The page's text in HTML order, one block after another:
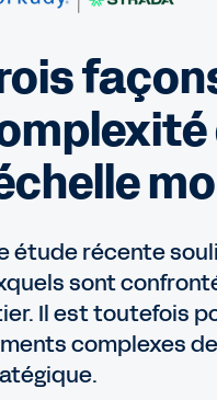
étude récente
sont
Il est toutefois
complexes